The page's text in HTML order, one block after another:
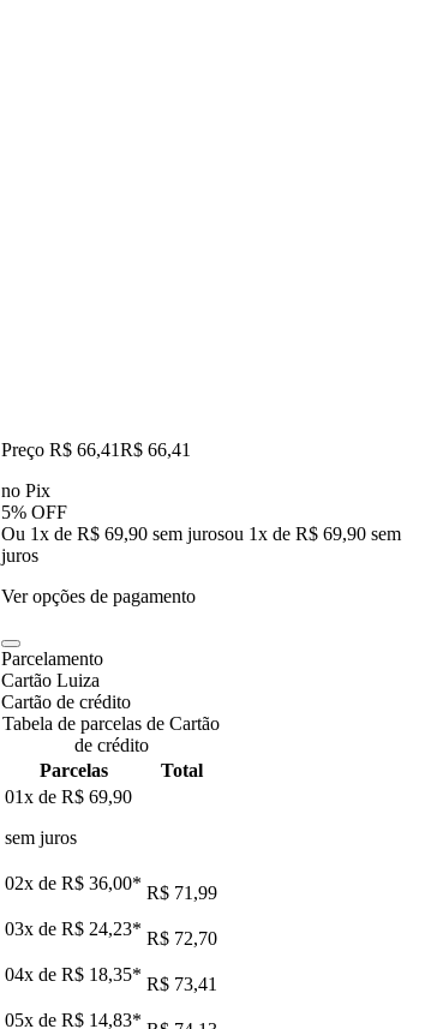
Preço R$ 66,41R$ 66,41
no Pix
5% OFF
Ou 1x de R$ 69,90 sem jurosou 1x de R$ 69,90 sem
juros
Ver opções de pagamento
Parcelamento
Cartão Luiza
Cartão de crédito
Tabela de parcelas de Cartão
de crédito
Parcelas
Total
01x de R$ 69,90
sem juros
02x de R$ 36,00* R$ 71,99
03x de R$ 24,23* R$ 72,70
04x de R$ 18,35* R$ 73,41
05x de R$ 14,83*